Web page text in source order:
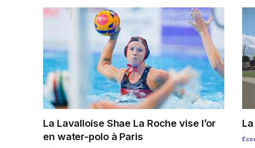
La Lavalloise Shae La Roche vise l’or
en water-polo à Paris